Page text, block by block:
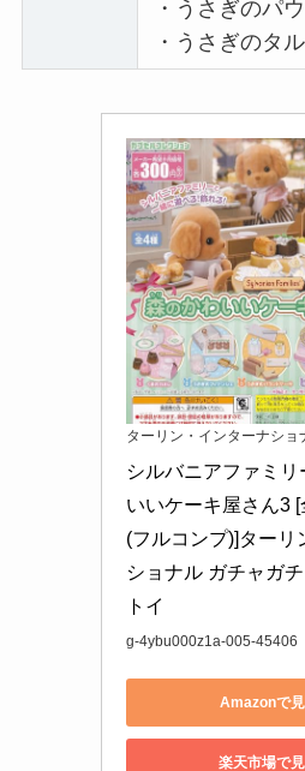
・うさぎのパ
・うさぎのタ
ターリン・インターナショ
シルバニアファミリ
いいケーキ屋さん3 [
(フルコンプ)]ターリ
ショナル ガチャガ
トイ
g-4ybu000z1a-005-45406
Amazonで
楽天市場で